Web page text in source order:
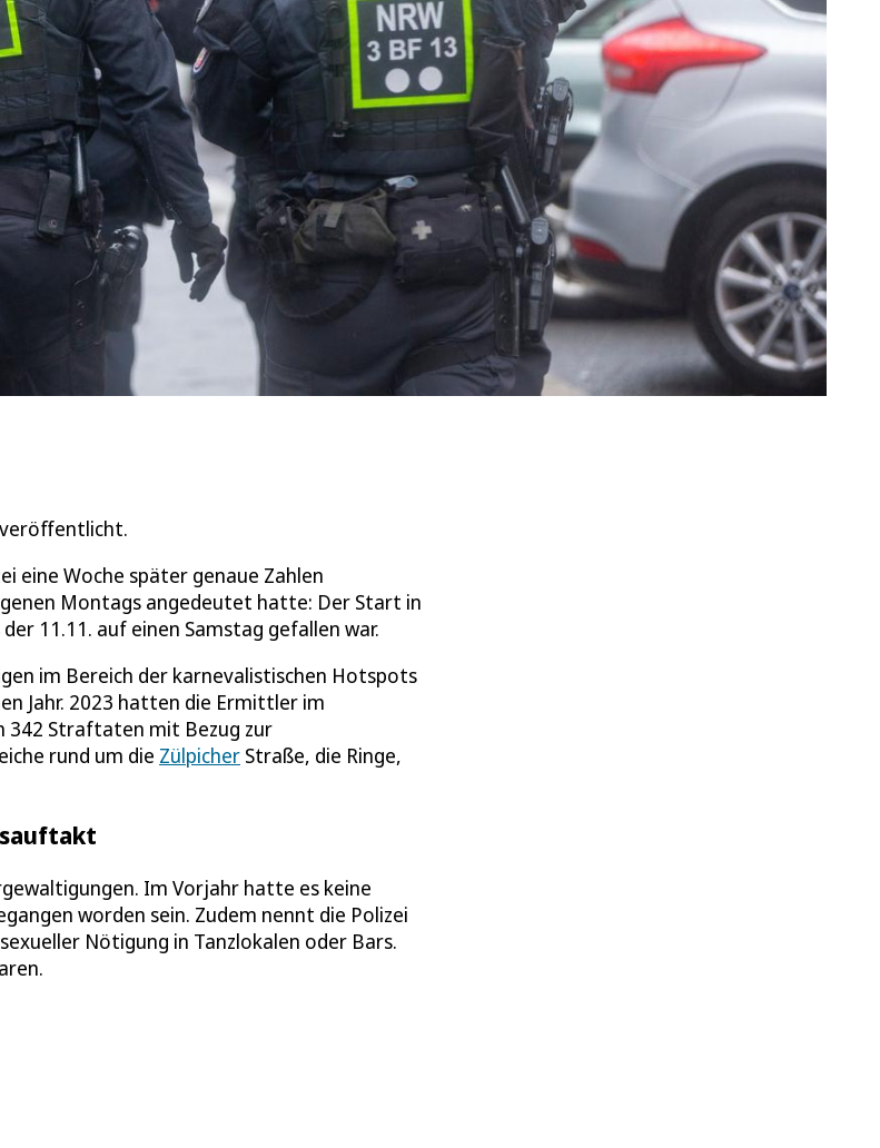
veröffentlicht.
eine Woche später genaue Zahlen
Montags angedeutet hatte: Der Start in
11.11. auf einen Samstag gefallen war.
im Bereich der karnevalistischen Hotspots
Jahr. 2023 hatten die Ermittler im
342 Straftaten mit Bezug zur
rund um die Zülpicher Straße, die Ringe,
Im Vorjahr hatte es keine
worden sein. Zudem nennt die Polizei
Nötigung in Tanzlokalen oder Bars.